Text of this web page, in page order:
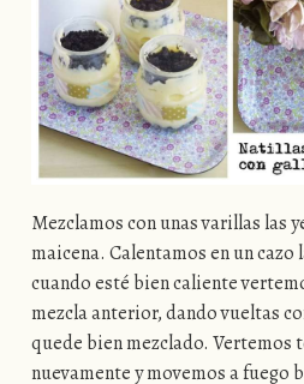
Mezclamos con unas varillas las
maicena. Calentamos en un cazo
cuando esté bien caliente
mezcla anterior, dando vueltas
quede bien mezclado. Vertemos
nuevamente y movemos a fuego